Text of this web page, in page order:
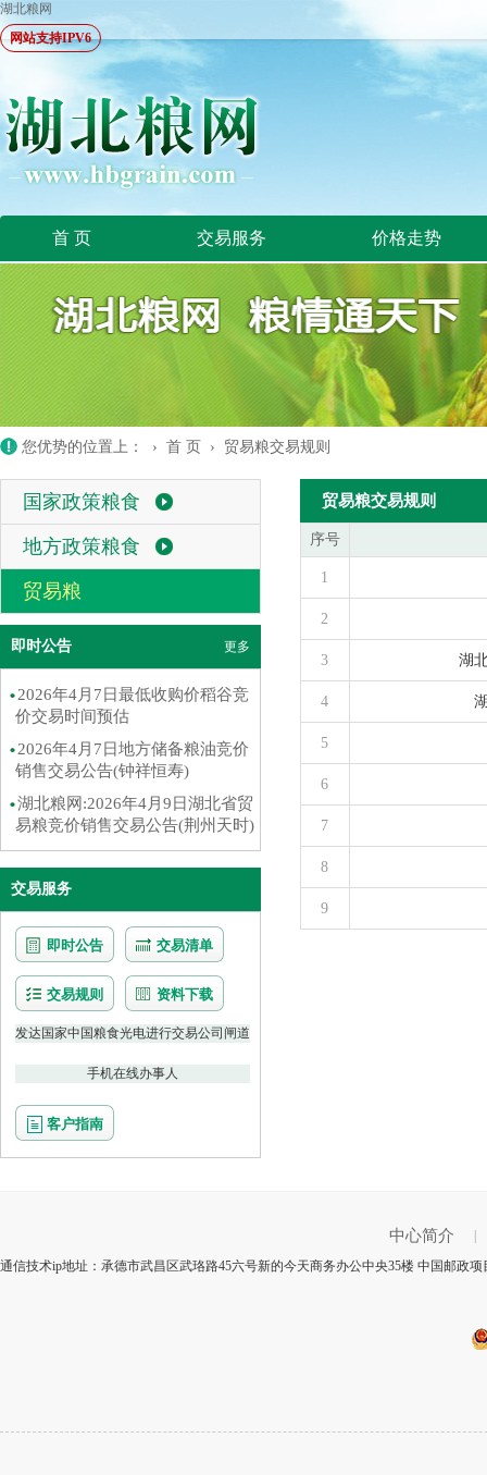
湖北粮网
网站支持IPV6
首 页 交易服务 价格走势
您优势的位置上： › 首 页 › 贸易粮交易规则
国家政策粮食
地方政策粮食
贸易粮
即时公告 更多
2026年4月7日最低收购价稻谷竞
价交易时间预估
2026年4月7日地方储备粮油竞价
销售交易公告(钟祥恒寿)
湖北粮网:2026年4月9日湖北省贸
易粮竞价销售交易公告(荆州天时)
交易服务
即时公告 交易清单
交易规则 资料下载
发达国家中国粮食光电进行交易公司闸道
手机在线办事人
客户指南
贸易粮交易规则
序号
1
2
3 湖
4
5
6
7
8
9
中心简介
通信技术ip地址：承德市武昌区武珞路45六号新的今天商务办公中央35楼 中国邮政